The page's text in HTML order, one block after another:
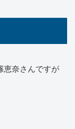
恵奈さんですが